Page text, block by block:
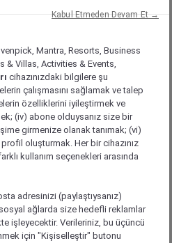
Mantra, Resorts, Business
& Villas, Activities & Events,
cihazınızdaki bilgilere şu
çalışmasını sağlamak ve talep
özelliklerini iyileştirmek ve
(iv) abone olduysanız size bir
girmenize olanak tanımak; (vi)
oluşturmak. Her bir cihazınız
kullanım seçenekleri arasında
adresinizi (paylaştıysanız)
ağlarda size hedefli reklamlar
işleyecektir. Verileriniz, bu üçüncü
için "Kişiselleştir" butonu
Kabul Etmeden Devam Et →